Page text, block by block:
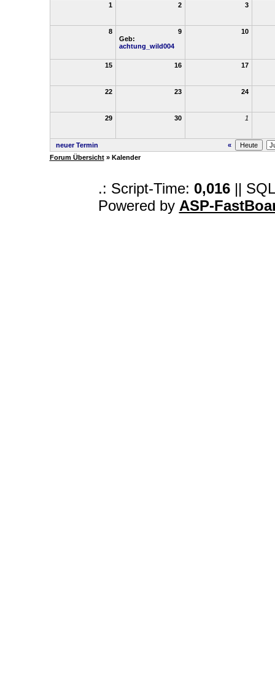
1 2 3
8
9
Geb:
achtung_wild004
10
15 16 17
22 23 24
29 30 1
neuer Termin
«
Forum Übersicht» Kalender
.: Script-Time: 0,016||
Powered by ASP-